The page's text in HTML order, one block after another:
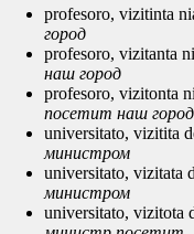
profesoro, vizitinta
город
profesoro, vizitanta
наш город
profesoro, vizitonta
посетит наш город
universitato, vizitita
министром
universitato, vizitata
министром
universitato, vizitota